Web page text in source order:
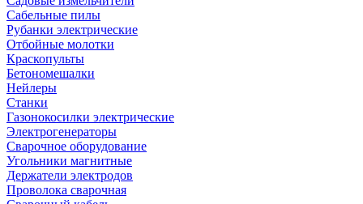
Сабельные пилы
Рубанки электрические
Отбойные молотки
Краскопульты
Бетономешалки
Нейлеры
Станки
Газонокосилки электрические
Электрогенераторы
Сварочное оборудование
Угольники магнитные
Держатели электродов
Проволока сварочная